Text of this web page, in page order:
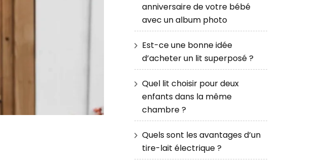
anniversaire de votre bébé
avec un album photo
Est-ce une bonne idée
d’acheter un lit superposé ?
Quel lit choisir pour deux
enfants dans la même
chambre ?
Quels sont les avantages d’un
tire-lait électrique ?